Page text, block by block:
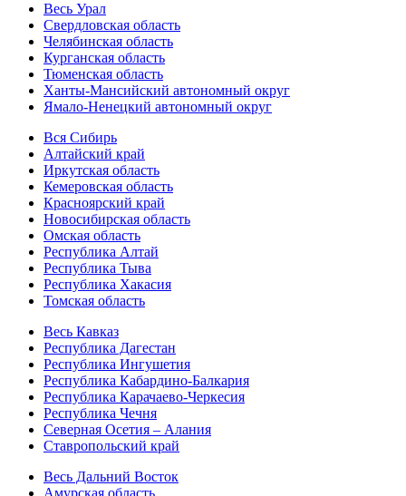
Весь Урал
Свердловская область
Челябинская область
Курганская область
Тюменская область
Ханты-Мансийский автономный округ
Ямало-Ненецкий автономный округ
Вся Сибирь
Алтайский край
Иркутская область
Кемеровская область
Красноярский край
Новосибирская область
Омская область
Республика Алтай
Республика Тыва
Республика Хакасия
Томская область
Весь Кавказ
Республика Дагестан
Республика Ингушетия
Республика Кабардино-Балкария
Республика Карачаево-Черкесия
Республика Чечня
Северная Осетия – Алания
Ставропольский край
Весь Дальний Восток
Амурская область